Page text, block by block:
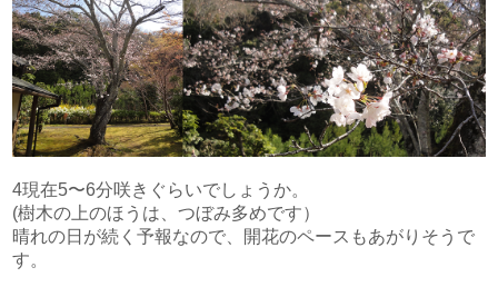
プロフェッショナル・トナー印刷
環境ソリューション
周年事業
DECOTTE
美術散華
NARA GOODS
紙行灯
代表挨拶
会社概要
沿革
文化活動
超印刷（印刷業界の枠を超える取り組みのブログ）
プライバシーポリシー
サイトマップ
お問い合わせ
4現在5〜6分咲きぐらいでしょうか。
(樹木の上のほうは、つぼみ多めです）
晴れの日が続く予報なので、開花のペースもあがりそうで
す。